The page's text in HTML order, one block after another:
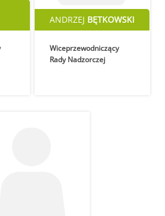
ANDRZEJ BĘTKOWSKI
Wiceprzewodniczący
Rady Nadzorczej